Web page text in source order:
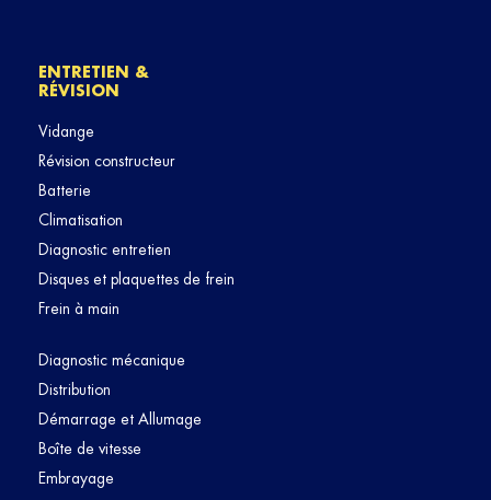
ENTRETIEN &
RÉVISION
Vidange
Révision constructeur
Batterie
Climatisation
Diagnostic entretien
Disques et plaquettes de frein
Frein à main
Diagnostic mécanique
Distribution
Démarrage et Allumage
Boîte de vitesse
Embrayage